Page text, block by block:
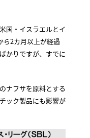
国・イスラエルとイ
ら2カ月以上が経過
かりですが、すでに
ナフサを原料とする
ック製品にも影響が